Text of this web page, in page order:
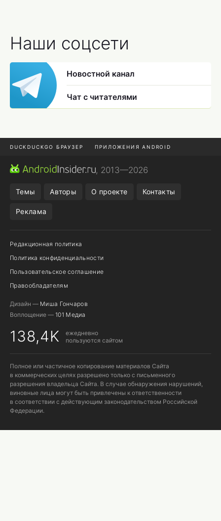
Наши соцсети
Новостной канал
Чат с читателями
DUCKDUCKGO БРАУЗЕР ПРИЛОЖЕНИЯ ANDROID
CHROME БРАУЗЕР
, 2013—2026
Темы Авторы О проекте Контакты
Реклама
Редакционная политика
Политика конфиденциальности
Пользовательское соглашение
Правообладателям
Дизайн — Миша Гончаров
Воплощение — 101 Медиа
138,4K
ежедневно
пользуются сайтом
Полное или частичное копирование материалов Сайта
в коммерческих целях разрешено только с письменного
разрешения владельца Сайта. В случае обнаружения нарушений,
виновные лица могут быть привлечены к ответственности
в соответствии с действующим законодательством Российской
Федерации.